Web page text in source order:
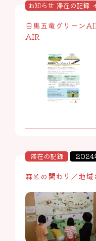
お知らせ 滞在の記録
白馬五竜グリーン
AIR
滞在の記録 2024
森との関わり／地